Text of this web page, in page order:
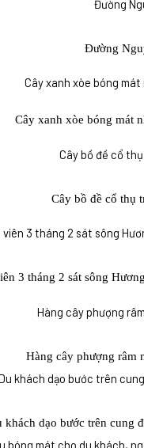
Đường
Cây xanh xòe bóng mát
Cây bồ đề cổ thụ
3 tháng 2 sát sông
Hàng cây phượng râm
khách dạo bước trên cung